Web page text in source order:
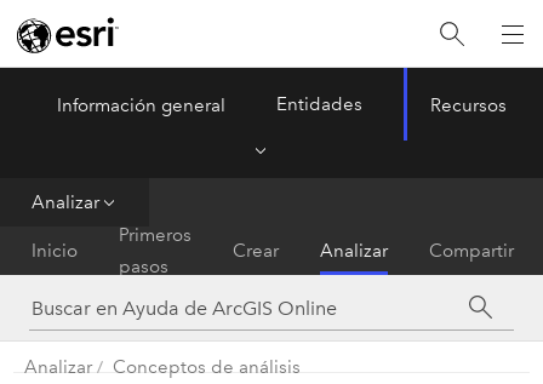
ArcGIS Online
Información general Entidades Recursos
Analizar
Inicio
Primeros
pasos
Crear Analizar Compartir
Analizar
Conceptos de análisis